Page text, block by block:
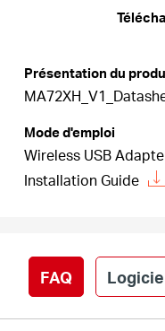
France
Français
Présentation du
Mode d'emploi
Wireless USB
Installation Guide
FAQ